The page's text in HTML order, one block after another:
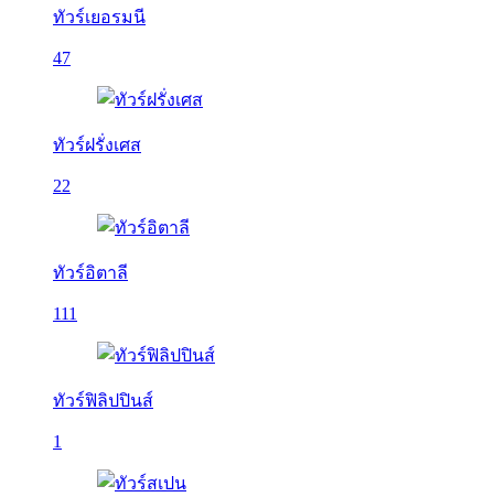
ทัวร์เยอรมนี
47
ทัวร์ฝรั่งเศส
22
ทัวร์อิตาลี
111
ทัวร์ฟิลิปปินส์
1